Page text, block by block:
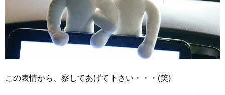
この表情から、察してあげて下さい・・・(笑)